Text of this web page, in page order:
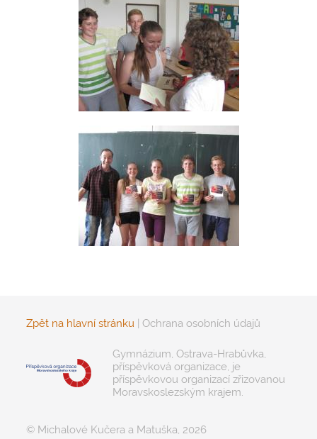
Zpět na hlavní stránku | Ochrana osobních údajů
Gymnázium, Ostrava-Hrabůvka,
příspěvková organizace, je
příspěvkovou organizací zřizovanou
Moravskoslezským krajem.
© Michalové Kučera a Matuška, 2026